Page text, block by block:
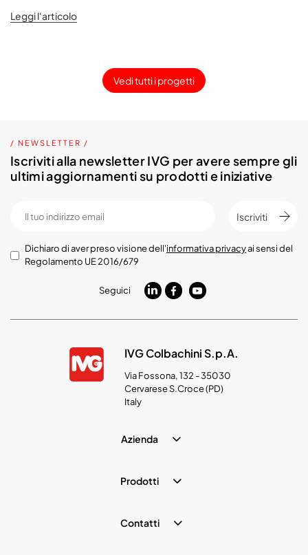
Leggi l'articolo
Vedi tutti i progetti
/ NEWSLETTER /
Iscriviti alla newsletter IVG per avere sempre gli
ultimi aggiornamenti su prodotti e iniziative
Iscriviti
Dichiaro di aver preso visione dell'informativa privacyai sensi del
Regolamento UE 2016/679
Seguici
IVG Colbachini S.p.A.
Via Fossona, 132 - 35030
Cervarese S.Croce (PD)
Italy
Azienda
Prodotti
Contatti